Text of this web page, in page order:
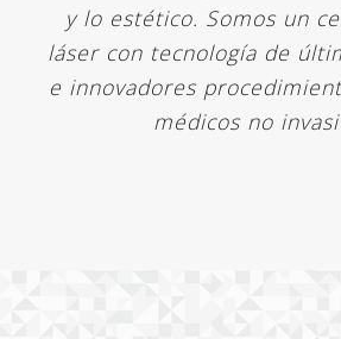
y lo estético. Somos un
láser con tecnología de
e innovadores
médicos no